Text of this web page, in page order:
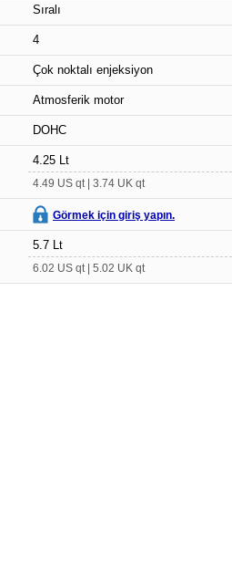
Sıralı
4
Çok noktalı enjeksiyon
Atmosferik motor
DOHC
4.25 Lt
4.49 US qt | 3.74 UK qt
Görmek için giriş yapın.
5.7 Lt
6.02 US qt | 5.02 UK qt